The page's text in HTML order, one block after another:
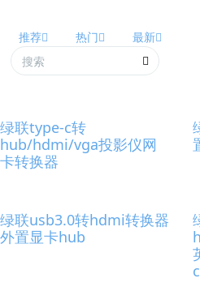
推荐 热门 最新
绿联type-c转
hub/hdmi/vga投影仪网
卡转换器
绿联usb3.0转hdmi转换器
外置显卡hub